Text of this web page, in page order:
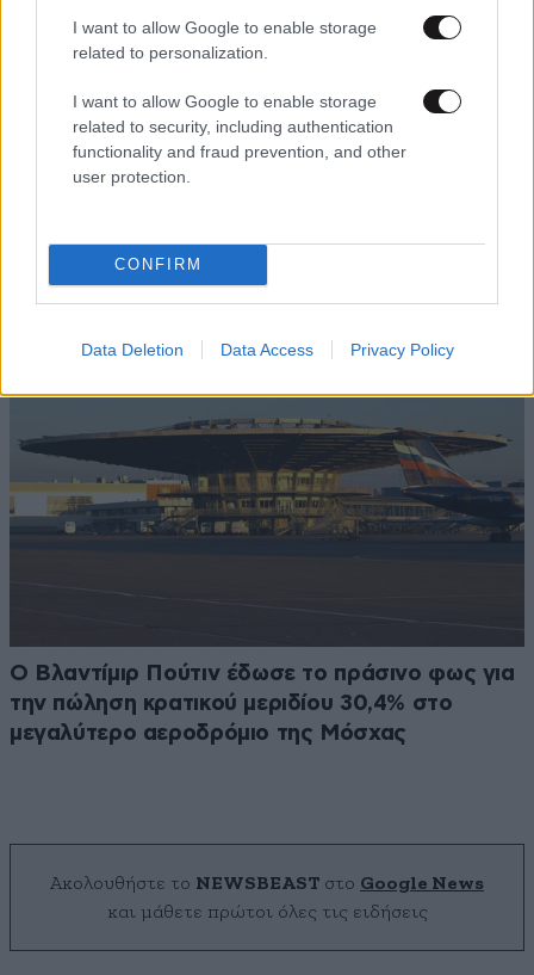
I want to allow Google to enable storage
related to personalization.
I want to allow Google to enable storage
related to security, including authentication
functionality and fraud prevention, and other
user protection.
CONFIRM
Data Deletion Data Access Privacy Policy
χτύπημα του Πούτιν σε νατοϊκό έδαφος, την
ώρα που τα οπλοστάσια των ΗΠΑ αδειάζουν
Ο Βλαντίμιρ Πούτιν έδωσε το πράσινο φως για
την πώληση κρατικού μεριδίου 30,4% στο
μεγαλύτερο αεροδρόμιο της Μόσχας
Ακολουθήστε το NEWSBEAST στο Google News
και μάθετε πρώτοι όλες τις ειδήσεις